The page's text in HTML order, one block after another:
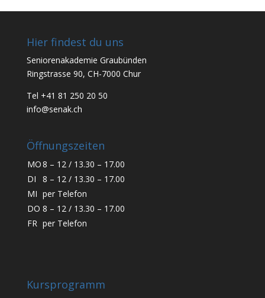
Hier findest du uns
Seniorenakademie Graubünden
Ringstrasse 90, CH-7000 Chur
Tel +41 81 250 20 50
info@senak.ch
Öffnungszeiten
MO8 – 12 / 13.30 – 17.00
DI
8 – 12 / 13.30 – 17.00
MI per Telefon
DO 8 – 12 / 13.30 – 17.00
FR per Telefon
Kursprogramm